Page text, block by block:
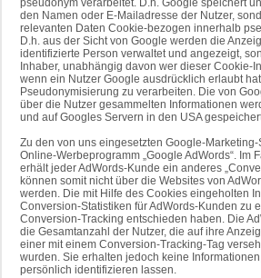
pseudonym verarbeitet. D.h. Google speichert
den Namen oder E-Mailadresse der Nutzer,
relevanten Daten Cookie-bezogen innerhalb
D.h. aus der Sicht von Google werden die
identifizierte Person verwaltet und angezeigt,
Inhaber, unabhängig davon wer dieser Cookie-
wenn ein Nutzer Google ausdrücklich erlaubt
Pseudonymisierung zu verarbeiten. Die von
über die Nutzer gesammelten Informationen
und auf Googles Servern in den USA
Zu den von uns eingesetzten Google-
Online-Werbeprogramm „Google AdWords“. Im
erhält jeder AdWords-Kunde ein anderes
können somit nicht über die Websites von
werden. Die mit Hilfe des Cookies eingeholten
Conversion-Statistiken für AdWords-Kunden zu
Conversion-Tracking entschieden haben. Die
die Gesamtanzahl der Nutzer, die auf ihre
einer mit einem Conversion-Tracking-Tag
wurden. Sie erhalten jedoch keine
persönlich identifizieren lassen.